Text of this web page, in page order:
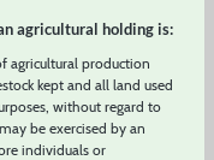
agricultural holding is:
agricultural production
kept and all land used
without regard to
be exercised by an
individuals or